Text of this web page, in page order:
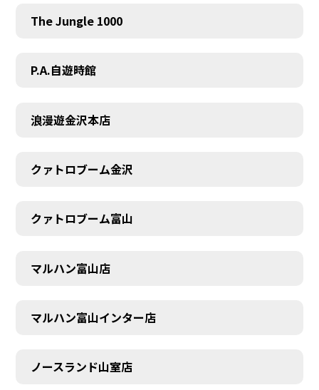
The Jungle 1000
P.A.自遊時館
浪漫遊金沢本店
クァトロブーム金沢
クァトロブーム富山
マルハン富山店
マルハン富山インター店
ノースランド山室店